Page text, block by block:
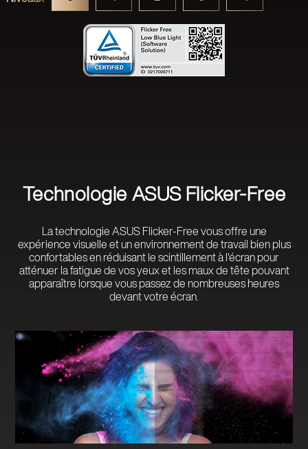
Technologie ASUS Flicker-Free
La technologie ASUS Flicker-Free vous offre une
expérience visuelle et un environnement de travail bien plus
confortables en réduisant le scintillement à l'écran pour
atténuer la fatigue de vos yeux et les maux de tête pouvant
apparaître lorsque vous passez de nombreuses heures
devant votre écran.